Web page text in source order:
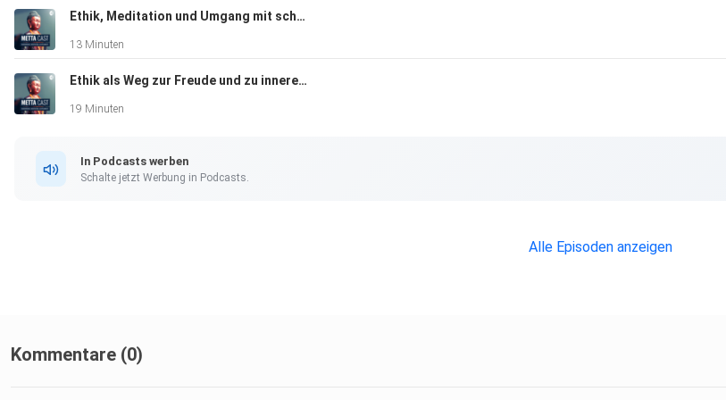
Ethik, Meditation und Umgang mit schwierigen Gefühlen
13 Minuten
Ethik als Weg zur Freude und zu innerem Frieden
19 Minuten
In Podcasts werben
Schalte jetzt Werbung in Podcasts.
Alle Episoden anzeigen
Kommentare (0)